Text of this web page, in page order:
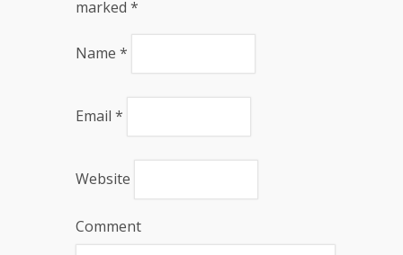
marked *
Name *
Email *
Website
Comment